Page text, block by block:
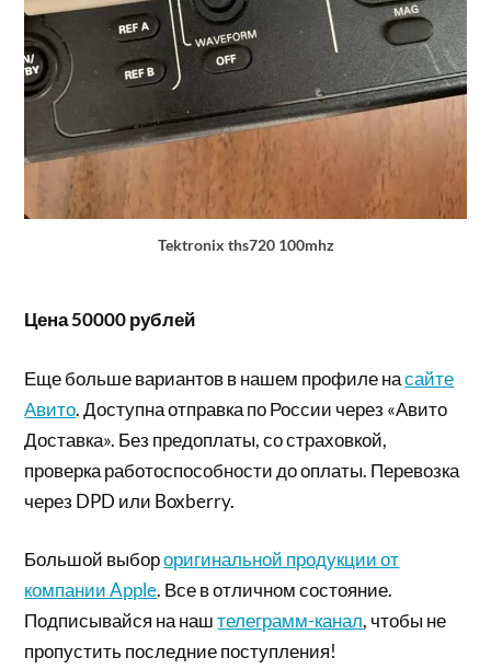
Tektronix ths720 100mhz
Цена 50000 рублей
Еще больше вариантов в нашем профиле насайте
Авито. Доступна отправка по России через «Авито
Доставка». Без предоплаты, со страховкой,
проверка работоспособности до оплаты. Перевозка
через DPD или Boxberry.
Большой выбороригинальной продукции от
компании Apple. Все в отличном состояние.
Подписывайся на наштелеграмм-канал, чтобы не
пропустить последние поступления!